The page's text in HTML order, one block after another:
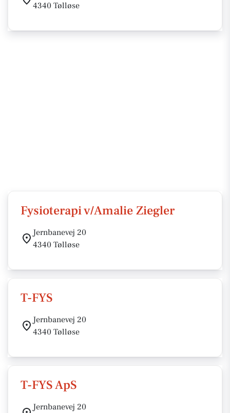
4340 Tølløse
Fysioterapi v/Amalie Ziegler
Jernbanevej 20
4340 Tølløse
T-FYS
Jernbanevej 20
4340 Tølløse
T-FYS ApS
Jernbanevej 20